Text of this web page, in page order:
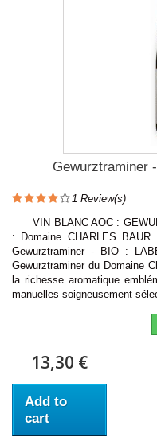
Gewurztraminer
1 Review(s)
VIN BLANC AOC :
: Domaine CHARLES
Gewurztraminer - BIO :
Gewurztraminer du Domaine
la richesse aromatique
manuelles soigneusement
13,30 €
Add to
cart